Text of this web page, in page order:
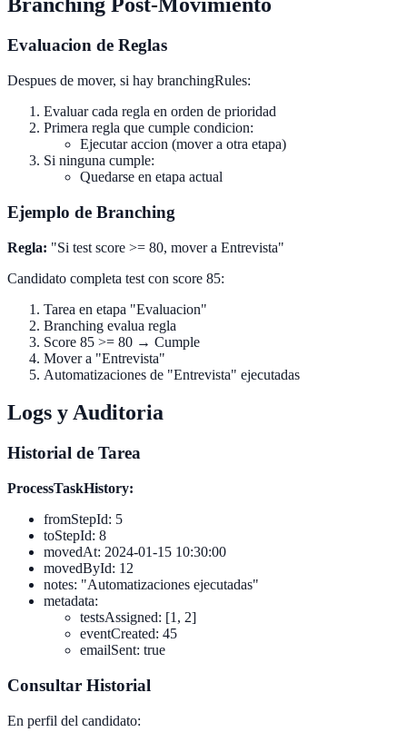
Branching Post-Movimiento
Evaluacion de Reglas
Despues de mover, si hay branchingRules:
Evaluar cada regla en orden de prioridad
Primera regla que cumple condicion:
Ejecutar accion (mover a otra etapa)
Si ninguna cumple:
Quedarse en etapa actual
Ejemplo de Branching
Regla: "Si test score >= 80, mover a Entrevista"
Candidato completa test con score 85:
Tarea en etapa "Evaluacion"
Branching evalua regla
Score 85 >= 80 → Cumple
Mover a "Entrevista"
Automatizaciones de "Entrevista" ejecutadas
Logs y Auditoria
Historial de Tarea
ProcessTaskHistory:
fromStepId: 5
toStepId: 8
movedAt: 2024-01-15 10:30:00
movedById: 12
notes: "Automatizaciones ejecutadas"
metadata:
testsAssigned: [1, 2]
eventCreated: 45
emailSent: true
Consultar Historial
En perfil del candidato: